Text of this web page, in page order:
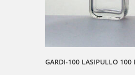
GARDI-100 LASIPULLO 100